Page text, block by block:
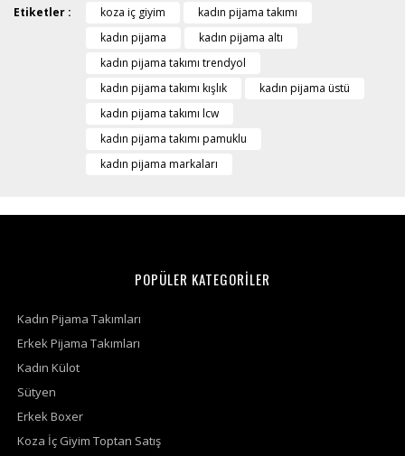
Etiketler : koza iç giyim
kadın pijama takımı
kadın pijama
kadın pijama altı
kadın pijama takımı trendyol
kadın pijama takımı kışlık
kadın pijama üstü
kadın pijama takımı lcw
kadın pijama takımı pamuklu
kadın pijama markaları
POPÜLER KATEGORİLER
Kadın Pijama Takımları
Erkek Pijama Takımları
Kadın Külot
Sütyen
Erkek Boxer
Koza İç Giyim Toptan Satış